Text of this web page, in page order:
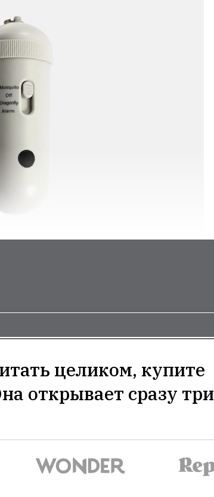
целиком, купите
открывает сразу три